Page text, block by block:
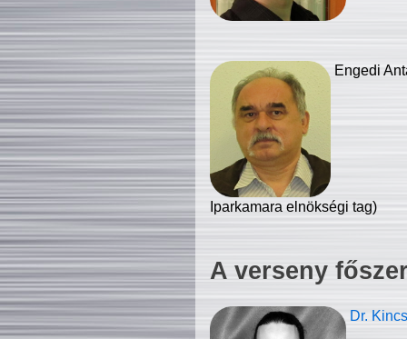
Engedi
Iparkamara elnökségi tag)
A verseny
Dr.